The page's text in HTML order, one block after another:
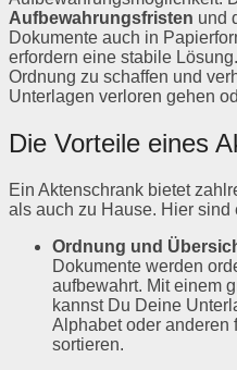
Aufbewahrungsfristen und
Dokumente auch in
erfordern eine stabile
Ordnung zu schaffen und
Unterlagen verloren gehen
Die Vorteile eines
Ein Aktenschrank bietet
als auch zu Hause. Hier sind
Ordnung und
Dokumente werden
aufbewahrt. Mit einem
kannst Du Deine
Alphabet oder anderen
sortieren.